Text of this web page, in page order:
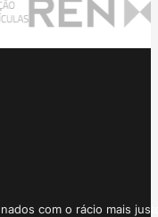
com o rácio mais